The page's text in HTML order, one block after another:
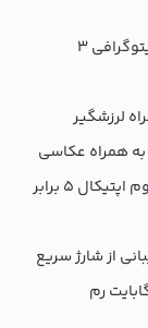
پردازنده: تراشه A17 پرو شش هسته‌ای با لیتوگرافی ۳
همراه لرزشگیر
واید به همراه عکاسی
ماکرو + سنسور 12 مگاپیکسلی تله فوتو با زوم اپتیکال 5 برابر